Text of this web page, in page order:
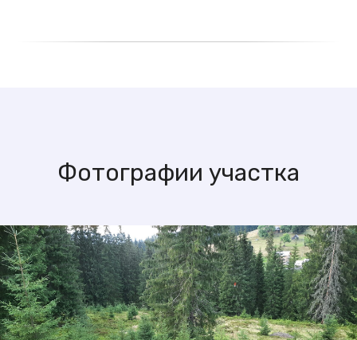
Фотографии участка